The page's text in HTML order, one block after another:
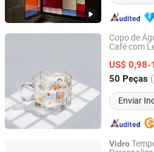
Copo de
Café com
Forma de
US$ 0,98-
50 Peças
Enviar
Yancheng Xinboyuan Glass Co.,
Jiangsu, China
Vidro